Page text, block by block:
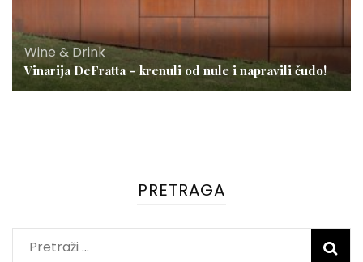
Wine & Drink
Vinarija DeFratta – krenuli od nule i napravili čudo!
PRETRAGA
Pretraži: